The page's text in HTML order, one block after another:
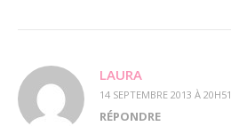
LAURA
14 SEPTEMBRE 2013 À 20H51
RÉPONDRE